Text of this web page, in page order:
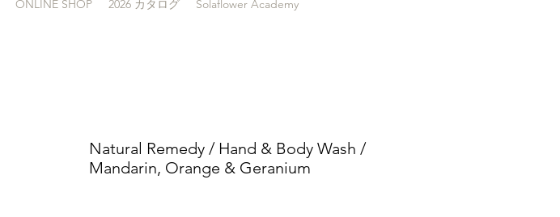
ONLINE SHOP 2026 カタログ Solaflower Academy
Natural Remedy / Hand & Body Wash /
Mandarin, Orange & Geranium